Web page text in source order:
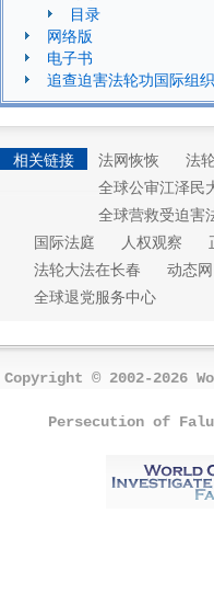
目录
网络版
电子书
追查迫害法轮功国际组
相关链接 法网恢恢 法
全球公审江泽民
全球营救受迫害
国际法庭
人权观察
法轮大法在长春
动态网
全球退党服务中心
Copyright © 2002-2026
Persecution of